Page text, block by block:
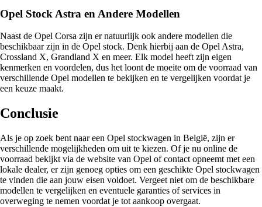
Opel Stock Astra en Andere Modellen
Naast de Opel Corsa zijn er natuurlijk ook andere modellen die
beschikbaar zijn in de Opel stock. Denk hierbij aan de Opel Astra,
Crossland X, Grandland X en meer. Elk model heeft zijn eigen
kenmerken en voordelen, dus het loont de moeite om de voorraad van
verschillende Opel modellen te bekijken en te vergelijken voordat je
een keuze maakt.
Conclusie
Als je op zoek bent naar een Opel stockwagen in België, zijn er
verschillende mogelijkheden om uit te kiezen. Of je nu online de
voorraad bekijkt via de website van Opel of contact opneemt met een
lokale dealer, er zijn genoeg opties om een geschikte Opel stockwagen
te vinden die aan jouw eisen voldoet. Vergeet niet om de beschikbare
modellen te vergelijken en eventuele garanties of services in
overweging te nemen voordat je tot aankoop overgaat.